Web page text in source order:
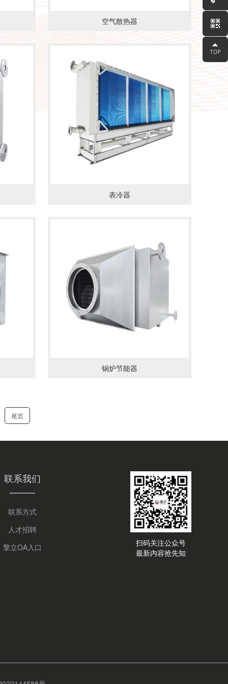
空气散热器
表冷器
锅炉节能器
尾页
联系我们
联系方式
人才招聘
擎立OA入口
扫码关注公众号
最新内容抢先知